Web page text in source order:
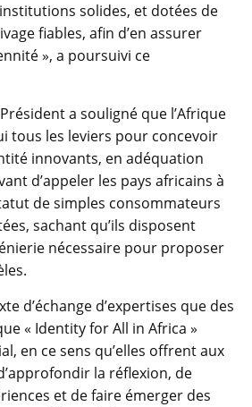
solides, et dotées de
fiables, afin d’en assurer
», a poursuivi ce
a souligné que l’Afrique
tous les leviers pour concevoir
innovants, en adéquation
d’appeler les pays africains à
de simples consommateurs
sachant qu’ils disposent
nécessaire pour proposer
d’échange d’expertises que des
« Identity for All in Africa »
en ce sens qu’elles offrent aux
la réflexion, de
et de faire émerger des